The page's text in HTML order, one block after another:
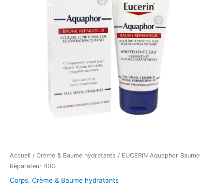
Accueil / Crème & Baume hydratants / EUCERIN Aquaphor Baume
Réparateur 40G
Corps, Crème & Baume hydratants